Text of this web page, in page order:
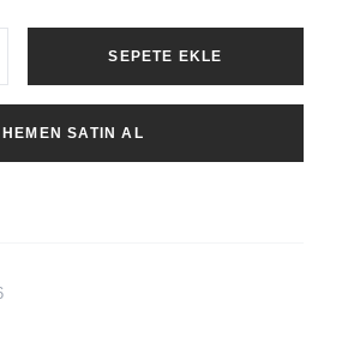
SEPETE EKLE
HEMEN SATIN AL